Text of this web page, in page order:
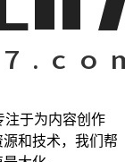
注于为内容创作
和技术，我们帮